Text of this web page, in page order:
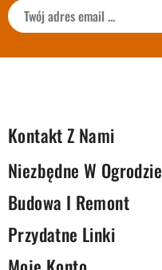
Kontakt Z Nami
Niezbędne W Ogrodzie
Budowa I Remont
Przydatne Linki